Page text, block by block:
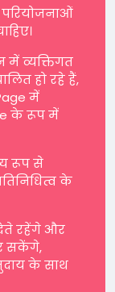
परियोजनाओं
में व्यक्तिगत
हो रहे हैं,
में
के रूप में
रूप से
के
रहेंगे और
सकेंगे,
के साथ